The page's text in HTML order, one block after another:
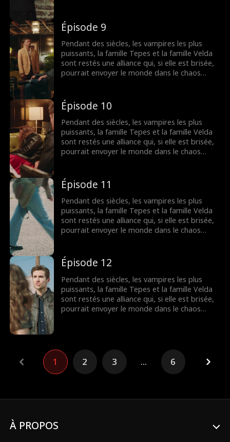
normale Sammantha Evans, une serveuse du
club Dracula appartenant aux puissants Alarik
Tepes. Une nuit fatidique le réveillon du
Nouvel An, le monde sera changé pour
toujours…
Épisode 9
Pendant des siècles, les vampires les plus
puissants, la famille Tepes et la famille Velda
sont restés une alliance qui, si elle est brisée,
pourrait envoyer le monde dans le chaos
normale Sammantha Evans, une serveuse du
club Dracula appartenant aux puissants Alarik
Tepes. Une nuit fatidique le réveillon du
Nouvel An, le monde sera changé pour
toujours…
Épisode 10
Pendant des siècles, les vampires les plus
puissants, la famille Tepes et la famille Velda
sont restés une alliance qui, si elle est brisée,
pourrait envoyer le monde dans le chaos
normale Sammantha Evans, une serveuse du
club Dracula appartenant aux puissants Alarik
Tepes. Une nuit fatidique le réveillon du
Nouvel An, le monde sera changé pour
toujours…
Épisode 11
Pendant des siècles, les vampires les plus
puissants, la famille Tepes et la famille Velda
sont restés une alliance qui, si elle est brisée,
pourrait envoyer le monde dans le chaos
normale Sammantha Evans, une serveuse du
club Dracula appartenant aux puissants Alarik
Tepes. Une nuit fatidique le réveillon du
Nouvel An, le monde sera changé pour
toujours…
Épisode 12
Pendant des siècles, les vampires les plus
puissants, la famille Tepes et la famille Velda
sont restés une alliance qui, si elle est brisée,
pourrait envoyer le monde dans le chaos
club Dracula appartenant aux puissants Alarik
Tepes. Une nuit fatidique le réveillon du
Nouvel An, le monde sera changé pour
toujours…
1 2 3 ... 6
À PROPOS